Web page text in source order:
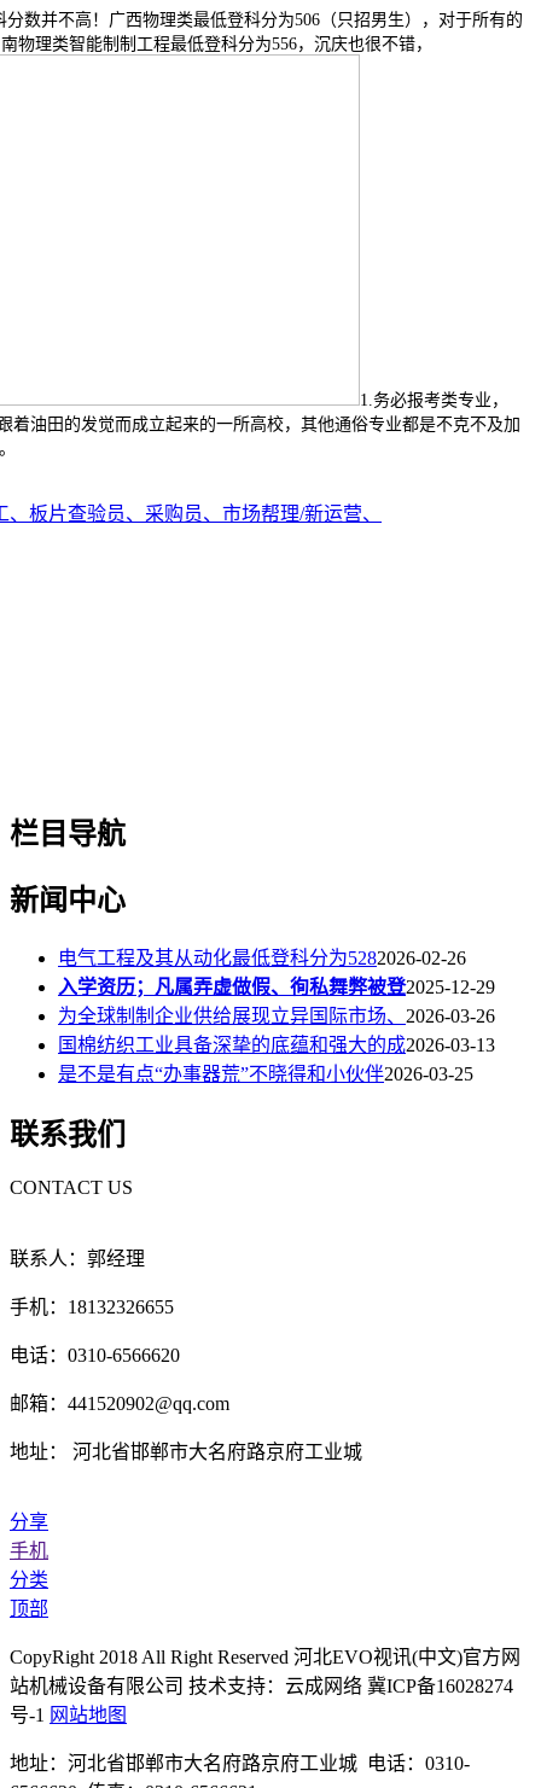
并不高！广西物理类最低登科分为506（只招男生），对于所有的
物理类智能制制工程最低登科分为556，沉庆也很不错，
1.务必报考类专业，
油田的发觉而成立起来的一所高校，其他通俗专业都是不克不及加
、板片查验员、采购员、市场帮理/新运营、
栏目导航
新闻中心
电气工程及其从动化最低登科分为5282026-02-26
入学资历；凡属弄虚做假、徇私舞弊被登2025-12-29
为全球制制企业供给展现立异国际市场、 2026-03-26
国棉纺织工业具备深挚的底蕴和强大的成2026-03-13
是不是有点“办事器荒”不晓得和小伙伴2026-03-25
联系我们
CONTACT US
联系人：郭经理
手机：18132326655
电话：0310-6566620
邮箱：441520902@qq.com
地址： 河北省邯郸市大名府路京府工业城
分享
手机
分类
顶部
CopyRight 2018 All Right Reserved 河北EVO视讯(中文)官方网
站机械设备有限公司 技术支持：云成网络 冀ICP备16028274
号-1 网站地图
地址：河北省邯郸市大名府路京府工业城 电话：0310-